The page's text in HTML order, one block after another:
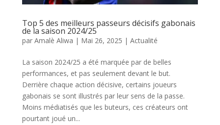
Top 5 des meilleurs passeurs décisifs gabonais
de la saison 2024/25
par Amalè Aliwa | Mai 26, 2025 | Actualité
La saison 2024/25 a été marquée par de belles
performances, et pas seulement devant le but.
Derrière chaque action décisive, certains joueurs
gabonais se sont illustrés par leur sens de la passe.
Moins médiatisés que les buteurs, ces créateurs ont
pourtant joué un...